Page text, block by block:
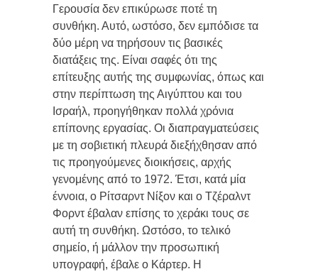
Γερουσία δεν επικύρωσε ποτέ τη
συνθήκη. Αυτό, ωστόσο, δεν εμπόδισε τα
δύο μέρη να τηρήσουν τις βασικές
διατάξεις της. Είναι σαφές ότι της
επίτευξης αυτής της συμφωνίας, όπως και
στην περίπτωση της Αιγύπτου και του
Ισραήλ, προηγήθηκαν πολλά χρόνια
επίπονης εργασίας. Οι διαπραγματεύσεις
με τη σοβιετική πλευρά διεξήχθησαν από
τις προηγούμενες διοικήσεις, αρχής
γενομένης από το 1972. Έτσι, κατά μία
έννοια, ο Ρίτσαρντ Νίξον και ο Τζέραλντ
Φορντ έβαλαν επίσης το χεράκι τους σε
αυτή τη συνθήκη. Ωστόσο, το τελικό
σημείο, ή μάλλον την προσωπική
υπογραφή, έβαλε ο Κάρτερ. Η